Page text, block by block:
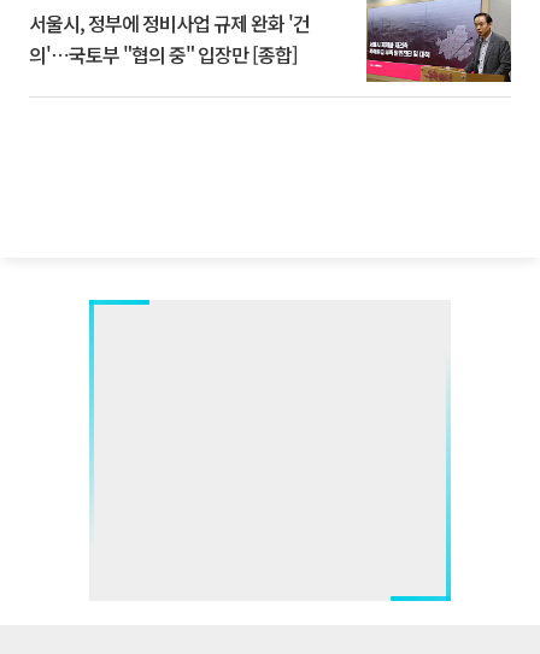
서울시, 정부에 정비사업 규제 완화 '건
의'⋯국토부 "협의 중" 입장만 [종합]